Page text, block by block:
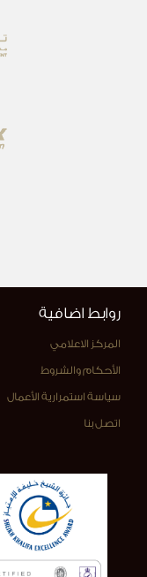
روابط اضافية
المركز الاعلامي
الأحكام والشروط
سياسة استمرارية الأعمال
اتصل بنا